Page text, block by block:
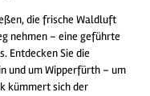
die frische Waldluft
nehmen – eine geführte
Entdecken Sie die
und um Wipperfürth – um
kümmert sich der